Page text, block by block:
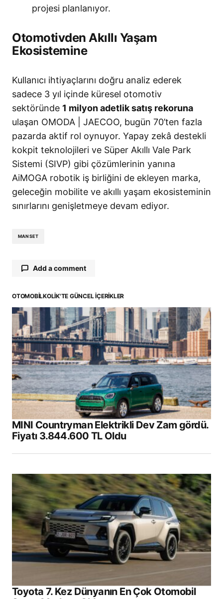
projesi planlanıyor.
Otomotivden Akıllı Yaşam
Ekosistemine
Kullanıcı ihtiyaçlarını doğru analiz ederek
sadece 3 yıl içinde küresel otomotiv
sektöründe 1 milyon adetlik satış rekoruna
ulaşan OMODA | JAECOO, bugün 70’ten fazla
pazarda aktif rol oynuyor. Yapay zekâ destekli
kokpit teknolojileri ve Süper Akıllı Vale Park
Sistemi (SIVP) gibi çözümlerinin yanına
AiMOGA robotik iş birliğini de ekleyen marka,
geleceğin mobilite ve akıllı yaşam ekosisteminin
sınırlarını genişletmeye devam ediyor.
MANSET
Add a comment
E-posta adresiniz yayınlanmayacak. Gerekli
alanlar*ile işaretlenmişlerdir
Comment*
Your Name
Your E-mail*
adım, e-posta adresim ve site adresim bu
tarayıcıya kaydedilsin.
Submit Comment
OTOMOBILKOLIK'TE GÜNCEL İÇERIKLER
MINI Countryman Elektrikli Dev Zam gördü.
Fiyatı 3.844.600 TL Oldu
Toyota 7. Kez Dünyanın En Çok Otomobil